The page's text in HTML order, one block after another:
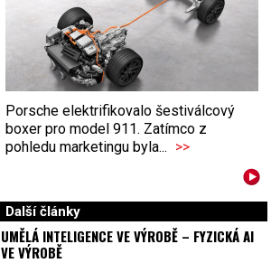
Porsche elektrifikovalo šestiválcový
boxer pro model 911. Zatímco z
pohledu marketingu byla... >>
Další články
UMĚLÁ INTELIGENCE VE VÝROBĚ – FYZICKÁ AI
VE VÝROBĚ